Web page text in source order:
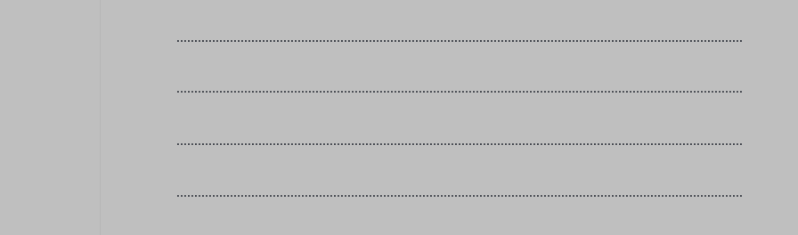
……………………………………………………………………………………………………………………………………………
……………………………………………………………………………………………………………………………………………
……………………………………………………………………………………………………………………………………………
……………………………………………………………………………………………………………………………………………